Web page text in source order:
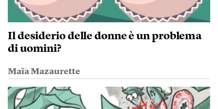
Il desiderio delle donne è un problema
di uomini?
Maïa Mazaurette